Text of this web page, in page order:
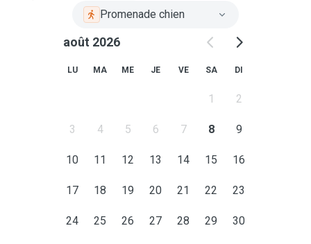
Promenade chien
août 2026
LU MA ME JE VE SA DI
1 2
3 4 5 6 7 8 9
10 11 12 13 14 15 16
17 18 19 20 21 22 23
24 25 26 27 28 29 30